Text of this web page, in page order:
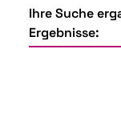
Ihre Suche
Ergebnisse: